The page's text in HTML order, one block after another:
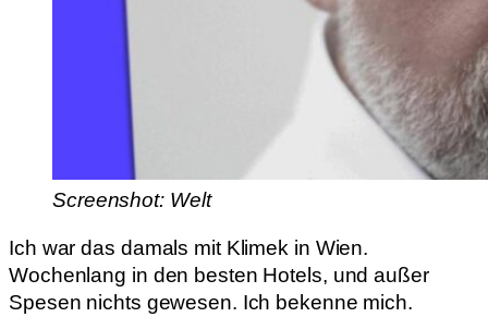
Screenshot: Welt
Ich war das damals mit Klimek in Wien.
Wochenlang in den besten Hotels, und außer
Spesen nichts gewesen. Ich bekenne mich.